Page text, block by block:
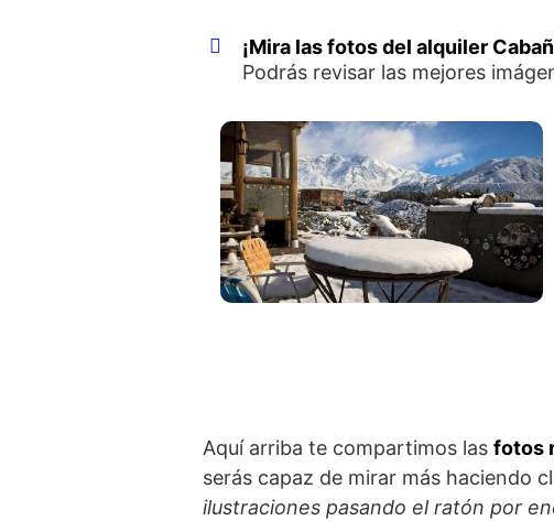
¡Mira las fotos del alquiler
Podrás revisar las mejores
Aquí arriba te compartimos las fotos
serás capaz de mirar más haciendo
ilustraciones pasando el ratón por